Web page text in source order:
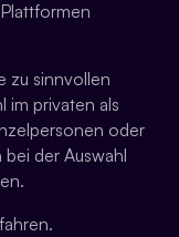
zu sinnvollen
privaten als
oder
der Auswahl